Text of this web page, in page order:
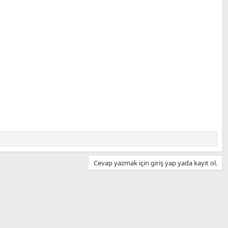
Cevap yazmak için giriş yap yada kayıt ol.